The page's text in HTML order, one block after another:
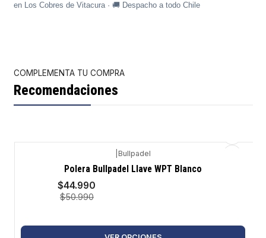
en Los Cobres de Vitacura · 🚚 Despacho a todo Chile
COMPLEMENTA TU COMPRA
Recomendaciones
Bullpadel
Polera Bullpadel Llave WPT Blanco
$44.990
$50.990